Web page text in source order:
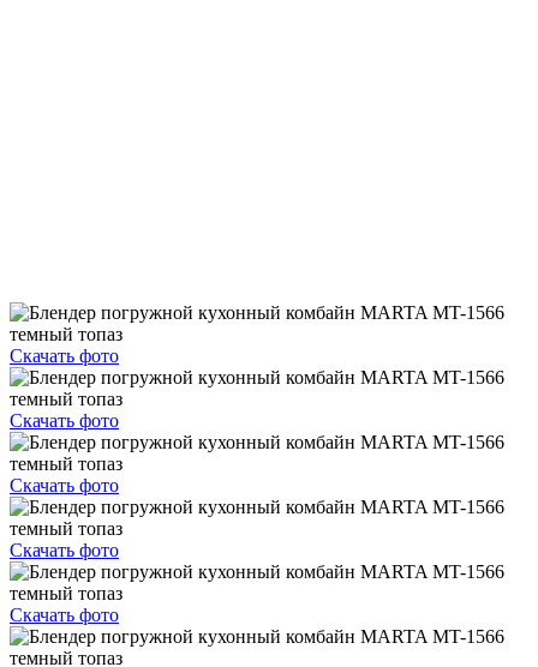
Скачать фото
Скачать фото
Скачать фото
Скачать фото
Скачать фото